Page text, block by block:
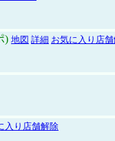
) 地図 詳細 お気に入り店
入り店舗解除